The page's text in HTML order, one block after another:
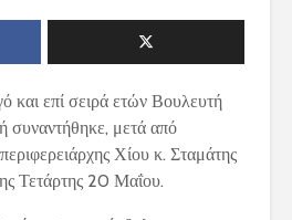
επί σειρά ετών Βουλευτή
συναντήθηκε, μετά από
Χίου κ. Σταμάτης
Τετάρτης 20 Μαΐου.